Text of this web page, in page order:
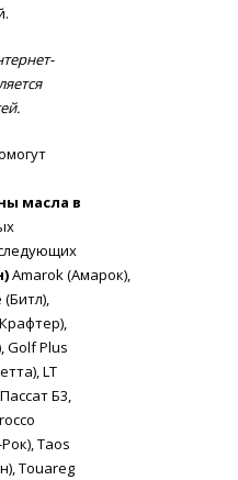
масла в
Amarok (Амарок),
Golf Plus
LT
Б3,
Taos
Touareg